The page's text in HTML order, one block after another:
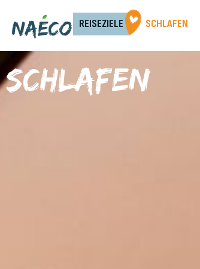
REISEZIELE SCHLAFEN
Schlafen